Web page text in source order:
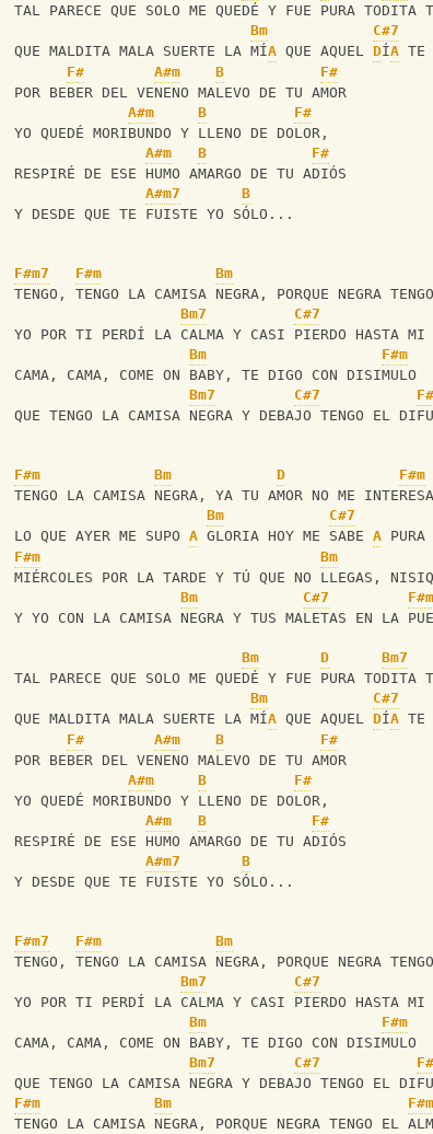
TAL PARECE QUE SOLO ME QUEDÉ Y FUE PURA TODITA
Bm
C#7
QUE MALDITA MALA SUERTE LA MÍA QUE AQUEL DÍA TE
F#
A#m B
F#
POR BEBER DEL VENENO MALEVO DE TU AMOR
A#m
B
F#
YO QUEDÉ MORIBUNDO Y LLENO DE DOLOR,
A#m
B
F#
RESPIRÉ DE ESE HUMO AMARGO DE TU ADIÓS
A#m7
B
Y DESDE QUE TE FUISTE YO SÓLO...
F#m7 F#m Bm
TENGO, TENGO LA CAMISA NEGRA, PORQUE NEGRA
Bm7
C#7
YO POR TI PERDÍ LA CALMA Y CASI PIERDO HASTA MI
Bm
F#m
CAMA, CAMA, COME ON BABY, TE DIGO CON DISIMULO
Bm7
C#7
QUE TENGO LA CAMISA NEGRA Y DEBAJO TENGO EL
F#m Bm D
F#m
TENGO LA CAMISA NEGRA, YA TU AMOR NO ME
Bm
C#7
LO QUE AYER ME SUPO A GLORIA HOY ME SABE A PURA
F#m
Bm
MIÉRCOLES POR LA TARDE Y TÚ QUE NO LLEGAS,
Bm
C#7
F#m
Y YO CON LA CAMISA NEGRA Y TUS MALETAS EN LA
Bm D Bm7
TAL PARECE QUE SOLO ME QUEDÉ Y FUE PURA TODITA
Bm
C#7
QUE MALDITA MALA SUERTE LA MÍA QUE AQUEL DÍA TE
F#
A#m B
F#
POR BEBER DEL VENENO MALEVO DE TU AMOR
A#m
B
F#
YO QUEDÉ MORIBUNDO Y LLENO DE DOLOR,
A#m
B
F#
RESPIRÉ DE ESE HUMO AMARGO DE TU ADIÓS
A#m7
B
Y DESDE QUE TE FUISTE YO SÓLO...
F#m7 F#m Bm
TENGO, TENGO LA CAMISA NEGRA, PORQUE NEGRA
Bm7
C#7
YO POR TI PERDÍ LA CALMA Y CASI PIERDO HASTA MI
Bm
F#m
CAMA, CAMA, COME ON BABY, TE DIGO CON DISIMULO
Bm7
C#7
QUE TENGO LA CAMISA NEGRA Y DEBAJO TENGO EL
F#m
Bm
F#m
TENGO LA CAMISA NEGRA, PORQUE NEGRA TENGO EL